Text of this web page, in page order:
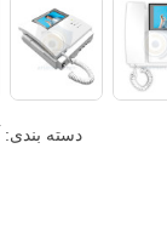
دسته بندی: